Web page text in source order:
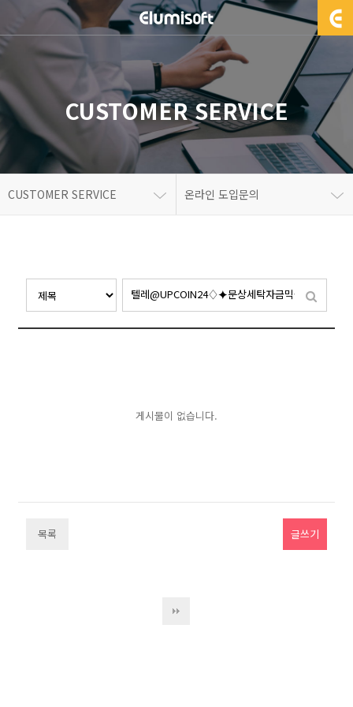
CUSTOMER SERVICE
CUSTOMER SERVICE 온라인 도입문의
게시물이 없습니다.
목록 글쓰기